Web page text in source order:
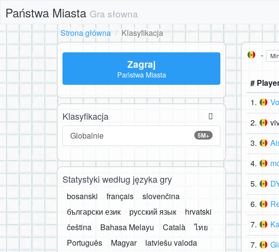
Państwa Miasta Gra słowna
Strona główna
Klasyfikacja
-
#
1.
2.
3.
4.
5.
6.
7.
7.
Zagraj
Państwa Miasta
Klasyfikacja
5M+
Globalnie
Statystyki według języka gry
bosanski français
slovenčina
български език
русский язык
hrvatski
čeština
Bahasa Melayu Català
ไทย
Português
Magyar
latviešu valoda